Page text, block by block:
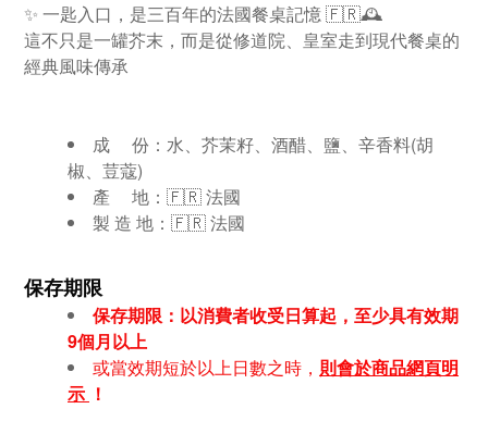
✨ 一匙入口，是三百年的法國餐桌記憶 🇫🇷🕰️
這不只是一罐芥末，而是從修道院、皇室走到現代餐桌的
經典風味傳承
成 份： 水、芥茉籽、酒醋、鹽、辛香料(胡
椒、荳蔻)
產 地：🇫🇷 法國
製 造 地： 🇫🇷 法國
保存期限
保存期限：以消費者收受日算起，至少具有效期
9個月以上
或當效期短於以上日數之時， 則會於商品網頁明
示 ！